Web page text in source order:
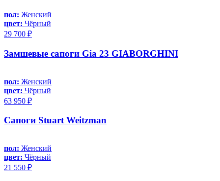
пол: Женский
цвет: Чёрный
29 700 ₽
Замшевые сапоги Gia 23 GIABORGHINI
пол: Женский
цвет: Чёрный
63 950 ₽
Сапоги Stuart Weitzman
пол: Женский
цвет: Чёрный
21 550 ₽